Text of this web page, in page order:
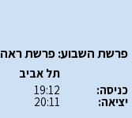
פרשת השבוע: פרשת ראה
כניסה:
יציאה:
תל אביב
19:12
20:11